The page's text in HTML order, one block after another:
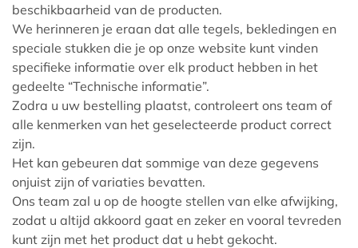
beschikbaarheid van de producten.
We herinneren je eraan dat alle tegels, bekledingen en
speciale stukken die je op onze website kunt vinden
specifieke informatie over elk product hebben in het
gedeelte “Technische informatie”.
Zodra u uw bestelling plaatst, controleert ons team of
alle kenmerken van het geselecteerde product correct
zijn.
Het kan gebeuren dat sommige van deze gegevens
onjuist zijn of variaties bevatten.
Ons team zal u op de hoogte stellen van elke afwijking,
zodat u altijd akkoord gaat en zeker en vooral tevreden
kunt zijn met het product dat u hebt gekocht.